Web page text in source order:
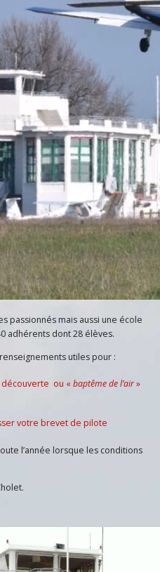
passionnés mais aussi une école
adhérents dont 28 élèves.
utiles pour :
ou « baptême de l’air»
votre brevet de pilote
l’année lorsque les conditions